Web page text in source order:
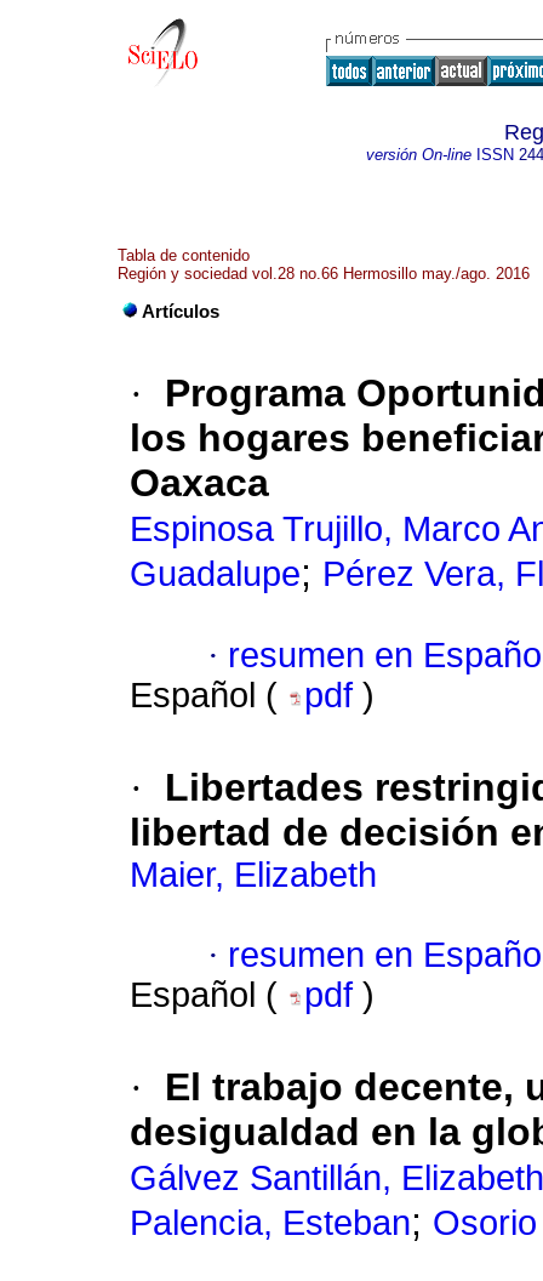
versión On-lineISSN
Tabla de contenido
Región y sociedad vol.28 no.66 Hermosillo may./ago. 2016
Artículos
·
Programa
los hogares
Oaxaca
Espinosa Trujillo, Marco
Guadalupe; Pérez Vera,
· resumen en
Español (
pdf )
·
Libertades
libertad de decisión
Maier, Elizabeth
· resumen en
Español (
pdf )
·
El trabajo decente,
desigualdad en la
Gálvez Santillán, Elizabeth
Palencia, Esteban;